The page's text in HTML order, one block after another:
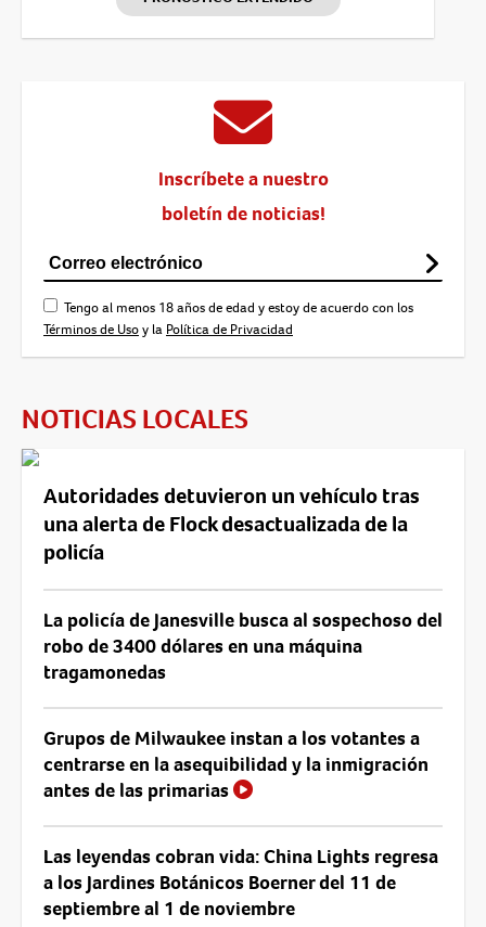
Inscríbete a nuestro
boletín de noticias!
Tengo al menos 18 años de edad y estoy de acuerdo con los
Términos de Usoy la Política de Privacidad
NOTICIAS LOCALES
Autoridades detuvieron un vehículo tras
una alerta de Flock desactualizada de la
policía
La policía de Janesville busca al sospechoso del
robo de 3400 dólares en una máquina
tragamonedas
Grupos de Milwaukee instan a los votantes a
centrarse en la asequibilidad y la inmigración
antes de las primarias
Las leyendas cobran vida: China Lights regresa
a los Jardines Botánicos Boerner del 11 de
septiembre al 1 de noviembre